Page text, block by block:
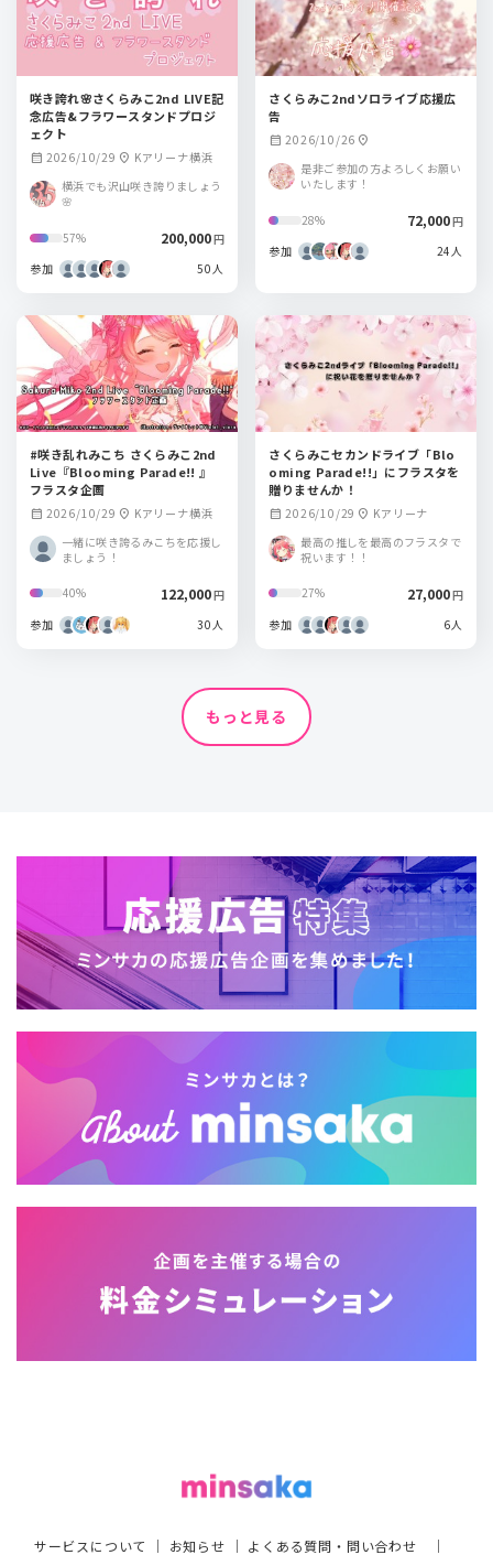
咲き誇れ🌸さくらみこ2nd LIVE記
念広告&フラワースタンドプロジ
ェクト
calendar_month 2026/10/29 location_on Kアリーナ横浜
横浜でも沢山咲き誇りましょう
🌸
57% 200,000円
参加
50人
さくらみこ2ndソロライブ応援広
告
calendar_month 2026/10/26 location_on
是非ご参加の方よろしくお願い
いたします！
28% 72,000円
参加
24人
#咲き乱れみこち さくらみこ2nd
Live『Blooming Parade!! 』
フラスタ企画
calendar_month 2026/10/29 location_on Kアリーナ横浜
一緒に咲き誇るみこちを応援し
ましょう！
40% 122,000円
参加
30人
さくらみこセカンドライブ「Blo
oming Parade!!」にフラスタを
贈りませんか！
calendar_month 2026/10/29 location_on Kアリーナ
最高の推しを最高のフラスタで
祝います！！
27% 27,000円
参加
6人
もっと見る
サービスについて ｜ お知らせ ｜ よくある質問・問い合わせ ｜